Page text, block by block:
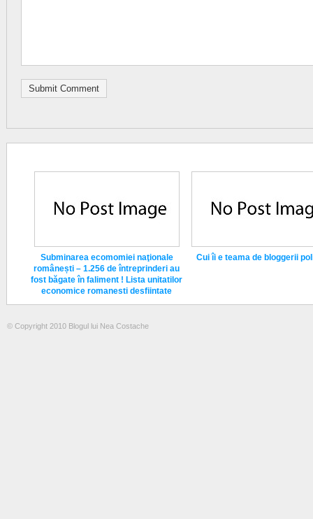
Subminarea ecomomiei naţionale
românești – 1.256 de întreprinderi au
fost băgate în faliment ! Lista unitatilor
economice romanesti desfiintate
Cui îi e teama de bloggerii
© Copyright 2010 Blogul lui Nea Costache